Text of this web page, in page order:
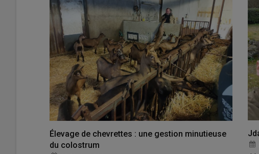
Élevage de chevrettes : une gestion minutieuse
du colostrum